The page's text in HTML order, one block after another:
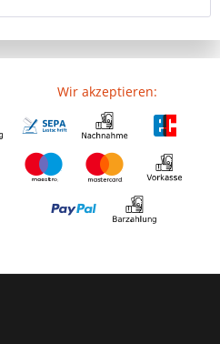
Wir akzeptieren: